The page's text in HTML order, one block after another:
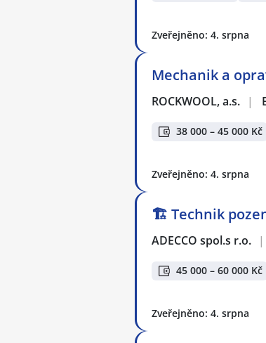
Zveřejněno: 4. srpna
Mechanik a
ROCKWOOL, a.s. |
38 000 – 45 000 Kč
Zveřejněno: 4. srpna
🏗️ Technik
ADECCO spol.s r.o. |
45 000 – 60 000 Kč
Zveřejněno: 4. srpna